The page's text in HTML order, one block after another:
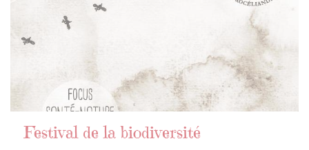
Festival de la biodiversité